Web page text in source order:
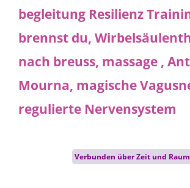
navigation
Verbunden über Zeit und Raum